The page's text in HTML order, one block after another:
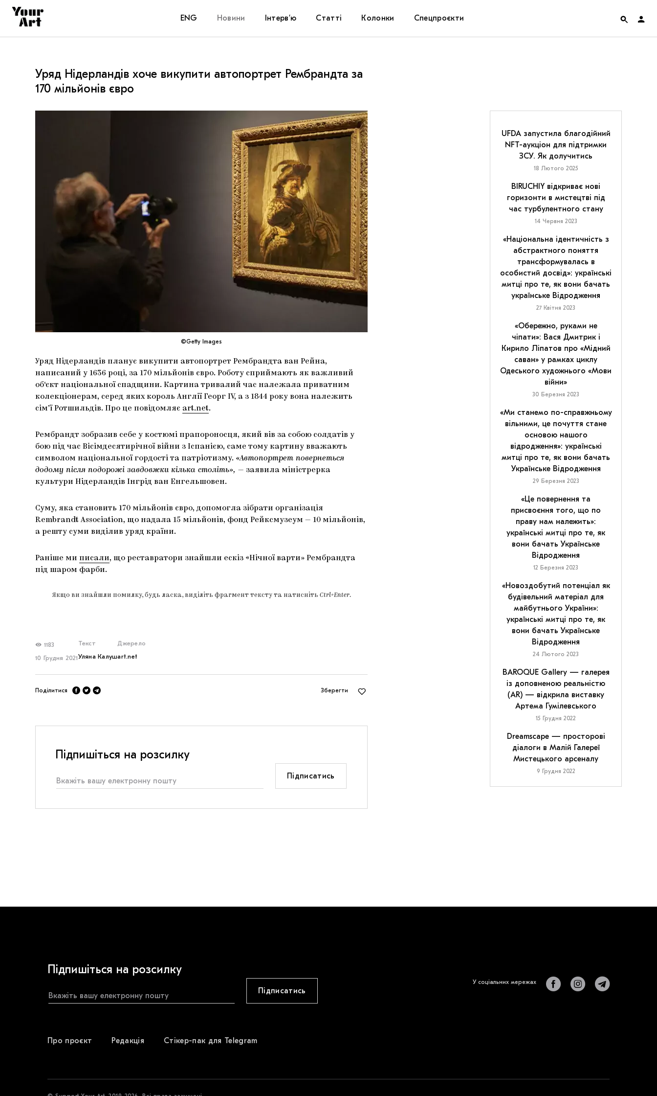
ENG Новини Інтерв’ю Статті Колонки Спецпроєкти
Carpathian Cult про різдвяні свята
Уряд Нідерландів хоче викупити автопортрет Рембрандта за
170 мільйонів євро
©Getty Images
Уряд Нідерландів планує викупити автопортрет Рембрандта ван Рейна,
написаний у 1636 році, за 170 мільйонів євро. Роботу сприймають як важливий
об‘єкт національної спадщини. Картина тривалий час належала приватним
колекціонерам, серед яких король Англії Георг IV, а з 1844 року вона належить
сім’ї Ротшильдів. Про це повідомляє art.net.
Рембрандт зобразив себе у костюмі прапороносця, який вів за собою солдатів у
бою під час Вісімдесятирічної війни з Іспанією, саме тому картину вважають
символом національної гордості та патріотизму. «Автопортрет повернеться
додому після подорожі завдовжки кілька століть», — заявила міністрерка
культури Нідерландів Інгрід ван Енгельшовен.
Суму, яка становить 170 мільйонів євро, допомогла зібрати організація
Rembrandt Association, що надала 15 мільйонів, фонд Рейксмузеум — 10 мільйонів,
а решту суми виділив уряд країни.
Раніше ми писали, що реставратори знайшли ескіз «Нічної варти» Рембрандта
під шаром фарби.
Якщо ви знайшли помилку, будь ласка, виділіть фрагмент тексту та натисніть Ctrl+Enter.
1183
10 Грудня 2021
Текст
Уляна Калуш
Джерело
art.net
Поділитися Зберегти
Підпишіться на розсилку
Підписатись
UFDA запустила благодійний
NFT-аукціон для підтримки
ЗСУ. Як долучитись
18 Лютого 2025
BIRUCHIY відкриває нові
горизонти в мистецтві під
час турбулентного стану
14 Червня 2023
«Національна ідентичність з
абстрактного поняття
трансформувалась в
особистий досвід»: українські
митці про те, як вони бачать
українське Відродження
27 Квітня 2023
«Обережно, руками не
чіпати»: Вася Дмитрик і
Кирило Ліпатов про «Мідний
саван» у рамках циклу
Одеського художнього «Мови
війни»
30 Березня 2023
«Ми станемо по-справжньому
вільними, це почуття стане
основою нашого
відродження»: українські
митці про те, як вони бачать
Українське Відродження
29 Березня 2023
«Це повернення та
присвоєння того, що по
праву нам належить»:
українські митці про те, як
вони бачать Українське
Відродження
12 Березня 2023
«Новоздобутий потенціал як
будівельний матеріал для
майбутнього України»:
українські митці про те, як
вони бачать Українське
Відродження
24 Лютого 2023
BAROQUE Gallery — галерея
із доповненою реальністю
(AR) — відкрила виставку
Артема Гумілевського
15 Грудня 2022
Dreamscape — просторові
діалоги в Малій Галереї
Мистецького арсеналу
9 Грудня 2022
Підпишіться на розсилку
Підписатись
Про проєкт Редакція Стікер-пак для Telegram
У соціальних мережах